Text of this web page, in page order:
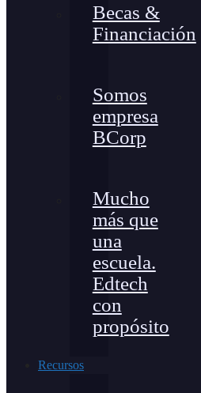
Becas &
Financiación
Somos
empresa
BCorp
Mucho
más que
una
escuela.
Edtech
con
propósito
Recursos